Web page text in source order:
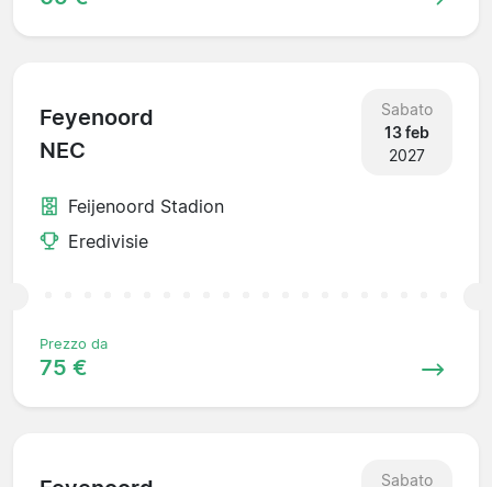
Feyenoord
NEC
Sabato
13 feb
2027
Feijenoord Stadion
Eredivisie
Prezzo da
75 €
Sabato